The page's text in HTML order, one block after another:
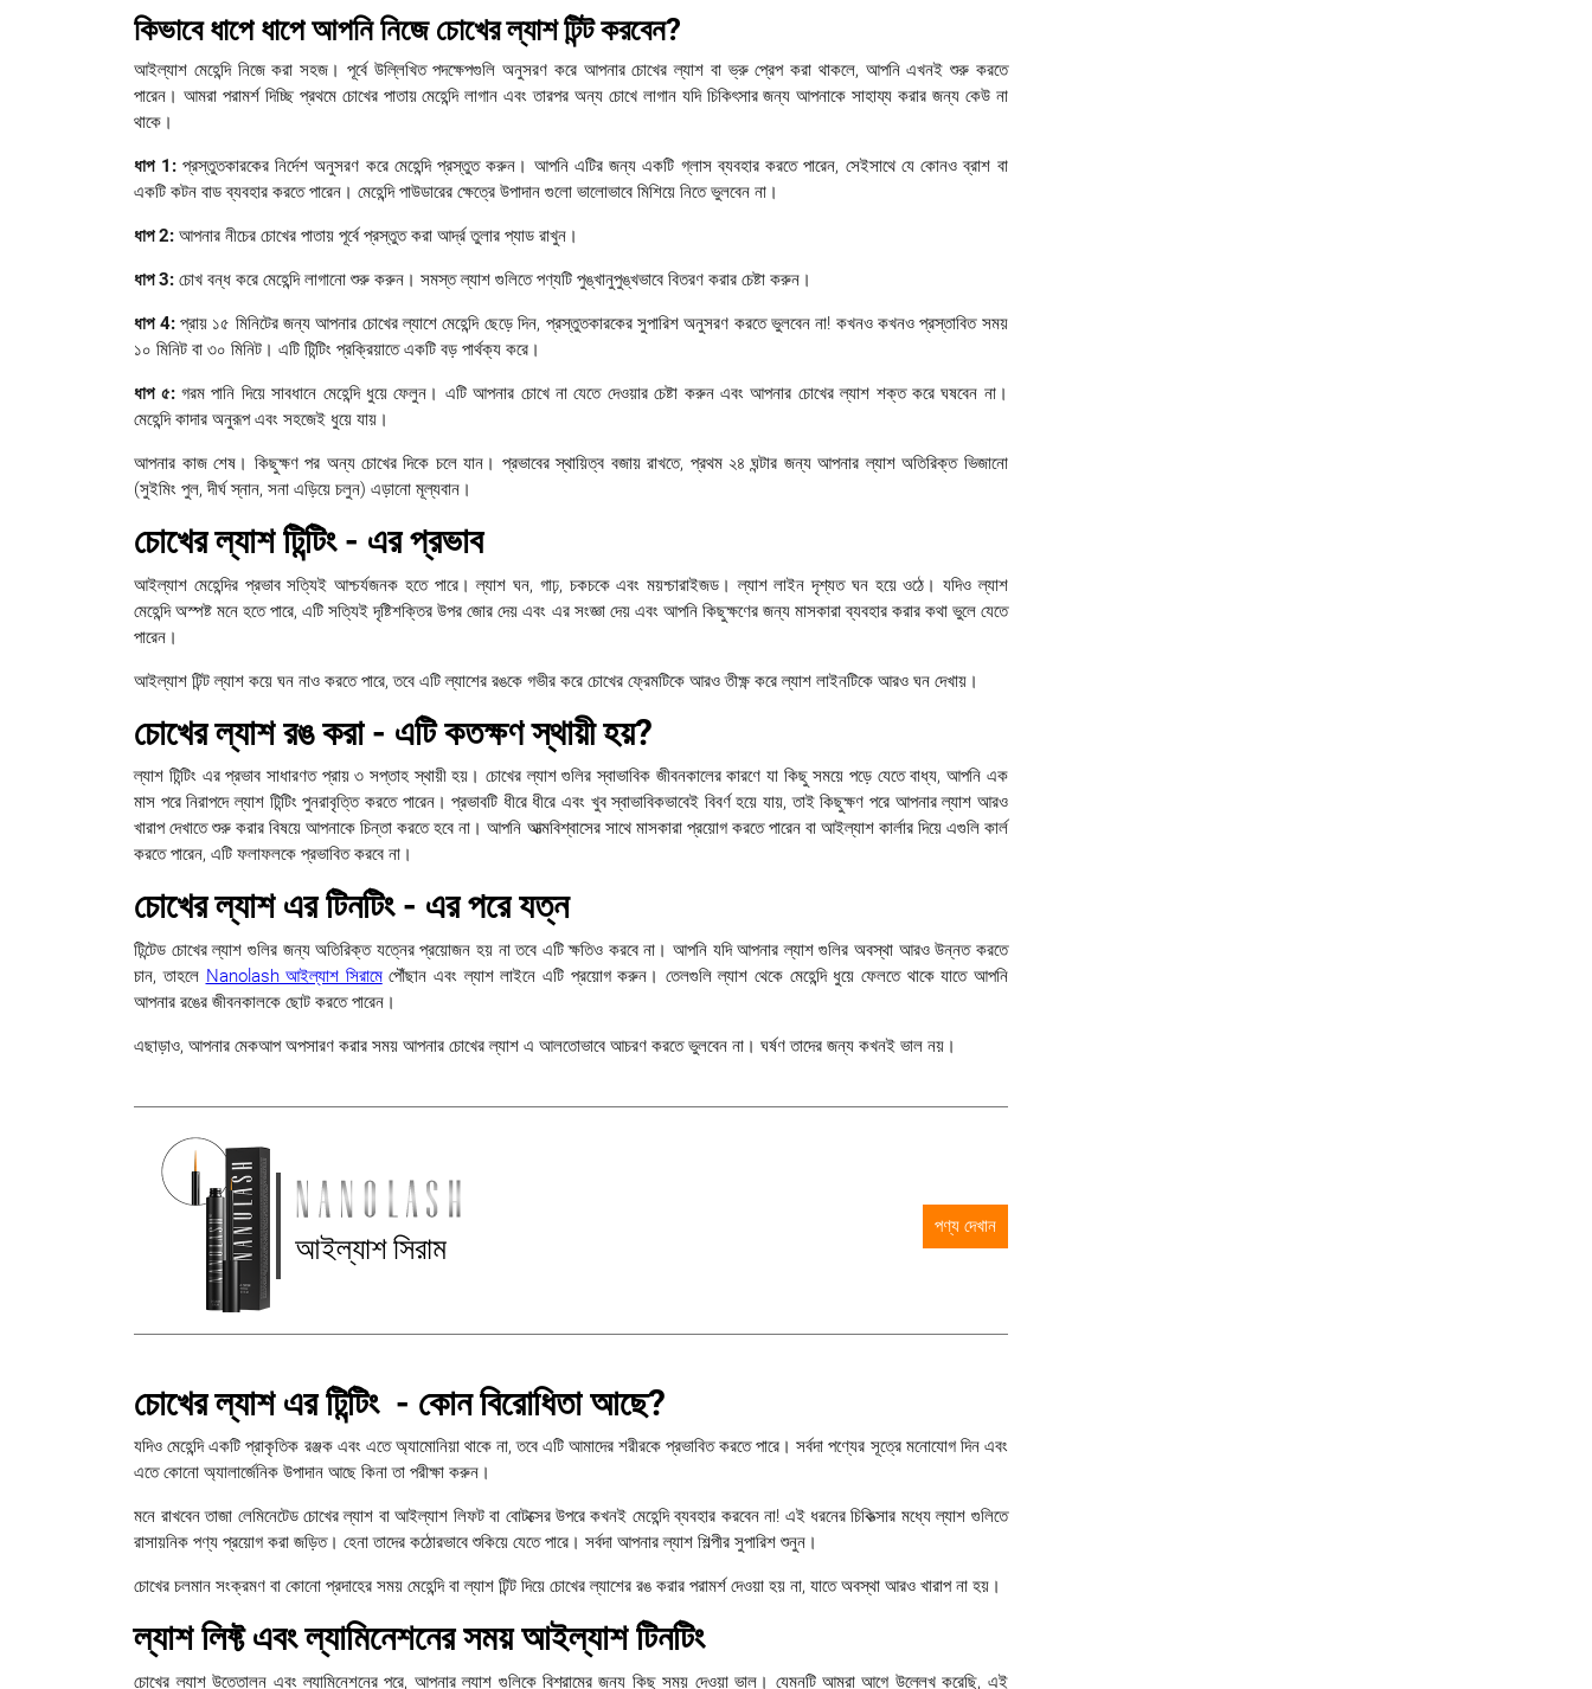
কিভাবে ধাপে ধাপে আপনি নিজে চোখের ল্যাশ টিন্ট করবেন?
আইল্যাশ মেহেন্দি নিজে করা সহজ। পূর্বে উল্লিখিত পদক্ষেপগুলি অনুসরণ করে আপনার চোখের ল্যাশ বা ভ্রু প্রেপ করা থাকলে, আপনি এখনই শুরু করতে
পারেন। আমরা পরামর্শ দিচ্ছি প্রথমে চোখের পাতায় মেহেন্দি লাগান এবং তারপর অন্য চোখে লাগান যদি চিকিৎসার জন্য আপনাকে সাহায্য করার জন্য কেউ না
থাকে।
ধাপ 1:প্রস্তুতকারকের নির্দেশ অনুসরণ করে মেহেন্দি প্রস্তুত করুন। আপনি এটির জন্য একটি গ্লাস ব্যবহার করতে পারেন, সেইসাথে যে কোনও ব্রাশ বা
একটি কটন বাড ব্যবহার করতে পারেন। মেহেন্দি পাউডারের ক্ষেত্রে উপাদান গুলো ভালোভাবে মিশিয়ে নিতে ভুলবেন না।
ধাপ 2: আপনার নীচের চোখের পাতায় পূর্বে প্রস্তুত করা আর্দ্র তুলার প্যাড রাখুন।
ধাপ 3: চোখ বন্ধ করে মেহেন্দি লাগানো শুরু করুন। সমস্ত ল্যাশ গুলিতে পণ্যটি পুঙ্খানুপুঙ্খভাবে বিতরণ করার চেষ্টা করুন।
ধাপ 4:প্রায় ১৫ মিনিটের জন্য আপনার চোখের ল্যাশে মেহেন্দি ছেড়ে দিন, প্রস্তুতকারকের সুপারিশ অনুসরণ করতে ভুলবেন না! কখনও কখনও প্রস্তাবিত সময়
১০ মিনিট বা ৩০ মিনিট। এটি টিন্টিং প্রক্রিয়াতে একটি বড় পার্থক্য করে।
ধাপ ৫:গরম পানি দিয়ে সাবধানে মেহেন্দি ধুয়ে ফেলুন। এটি আপনার চোখে না যেতে দেওয়ার চেষ্টা করুন এবং আপনার চোখের ল্যাশ শক্ত করে ঘষবেন না।
মেহেন্দি কাদার অনুরূপ এবং সহজেই ধুয়ে যায়।
আপনার কাজ শেষ। কিছুক্ষণ পর অন্য চোখের দিকে চলে যান। প্রভাবের স্থায়িত্ব বজায় রাখতে, প্রথম ২৪ ঘন্টার জন্য আপনার ল্যাশ অতিরিক্ত ভিজানো
(সুইমিং পুল, দীর্ঘ স্নান, সনা এড়িয়ে চলুন) এড়ানো মূল্যবান।
চোখের ল্যাশ টিন্টিং - এর প্রভাব
আইল্যাশ মেহেন্দির প্রভাব সত্যিই আশ্চর্যজনক হতে পারে। ল্যাশ ঘন, গাঢ়, চকচকে এবং ময়শ্চারাইজড। ল্যাশ লাইন দৃশ্যত ঘন হয়ে ওঠে। যদিও ল্যাশ
মেহেন্দি অস্পষ্ট মনে হতে পারে, এটি সত্যিই দৃষ্টিশক্তির উপর জোর দেয় এবং এর সংজ্ঞা দেয় এবং আপনি কিছুক্ষণের জন্য মাসকারা ব্যবহার করার কথা ভুলে যেতে
পারেন।
আইল্যাশ টিন্ট ল্যাশ কয়ে ঘন নাও করতে পারে, তবে এটি ল্যাশের রঙকে গভীর করে চোখের ফ্রেমটিকে আরও তীক্ষ্ণ করে ল্যাশ লাইনটিকে আরও ঘন দেখায়।
চোখের ল্যাশ রঙ করা - এটি কতক্ষণ স্থায়ী হয়?
ল্যাশ টিন্টিং এর প্রভাব সাধারণত প্রায় ৩ সপ্তাহ স্থায়ী হয়। চোখের ল্যাশ গুলির স্বাভাবিক জীবনকালের কারণে যা কিছু সময়ে পড়ে যেতে বাধ্য, আপনি এক
মাস পরে নিরাপদে ল্যাশ টিন্টিং পুনরাবৃত্তি করতে পারেন। প্রভাবটি ধীরে ধীরে এবং খুব স্বাভাবিকভাবেই বিবর্ণ হয়ে যায়, তাই কিছুক্ষণ পরে আপনার ল্যাশ আরও
খারাপ দেখাতে শুরু করার বিষয়ে আপনাকে চিন্তা করতে হবে না। আপনি আত্মবিশ্বাসের সাথে মাসকারা প্রয়োগ করতে পারেন বা আইল্যাশ কার্লার দিয়ে এগুলি কার্ল
করতে পারেন, এটি ফলাফলকে প্রভাবিত করবে না।
চোখের ল্যাশ এর টিনটিং - এর পরে যত্ন
টিন্টেড চোখের ল্যাশ গুলির জন্য অতিরিক্ত যত্নের প্রয়োজন হয় না তবে এটি ক্ষতিও করবে না। আপনি যদি আপনার ল্যাশ গুলির অবস্থা আরও উন্নত করতে
চান, তাহলে Nanolash আইল্যাশ সিরামেপৌঁছান এবং ল্যাশ লাইনে এটি প্রয়োগ করুন। তেলগুলি ল্যাশ থেকে মেহেন্দি ধুয়ে ফেলতে থাকে যাতে আপনি
আপনার রঙের জীবনকালকে ছোট করতে পারেন।
এছাড়াও, আপনার মেকআপ অপসারণ করার সময় আপনার চোখের ল্যাশ এ আলতোভাবে আচরণ করতে ভুলবেন না। ঘর্ষণ তাদের জন্য কখনই ভাল নয়।
আইল্যাশ সিরাম
পণ্য দেখান
চোখের ল্যাশ এর টিন্টিং - কোন বিরোধিতা আছে?
যদিও মেহেন্দি একটি প্রাকৃতিক রঞ্জক এবং এতে অ্যামোনিয়া থাকে না, তবে এটি আমাদের শরীরকে প্রভাবিত করতে পারে। সর্বদা পণ্যের সূত্রে মনোযোগ দিন এবং
এতে কোনো অ্যালার্জেনিক উপাদান আছে কিনা তা পরীক্ষা করুন।
মনে রাখবেন তাজা লেমিনেটেড চোখের ল্যাশ বা আইল্যাশ লিফট বা বোটক্সের উপরে কখনই মেহেন্দি ব্যবহার করবেন না! এই ধরনের চিকিত্সার মধ্যে ল্যাশ গুলিতে
রাসায়নিক পণ্য প্রয়োগ করা জড়িত। হেনা তাদের কঠোরভাবে শুকিয়ে যেতে পারে। সর্বদা আপনার ল্যাশ শিল্পীর সুপারিশ শুনুন।
চোখের চলমান সংক্রমণ বা কোনো প্রদাহের সময় মেহেন্দি বা ল্যাশ টিন্ট দিয়ে চোখের ল্যাশের রঙ করার পরামর্শ দেওয়া হয় না, যাতে অবস্থা আরও খারাপ না হয়।
ল্যাশ লিফ্ট এবং ল্যামিনেশনের সময় আইল্যাশ টিনটিং
চোখের ল্যাশ উত্তোলন এবং ল্যামিনেশনের পরে, আপনার ল্যাশ গুলিকে বিশ্রামের জন্য কিছু সময় দেওয়া ভাল। যেমনটি আমরা আগে উল্লেখ করেছি, এই